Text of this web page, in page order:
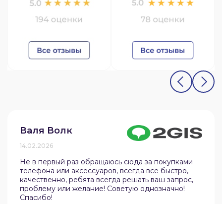
Валя Волк
14.02.2026
Не в первый раз обращаюсь сюда за покупками
телефона или аксессуаров, всегда все быстро,
качественно, ребята всегда решать ваш запрос,
проблему или желание! Советую однозначно!
Спасибо!